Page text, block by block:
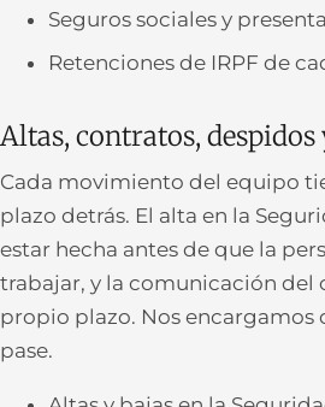
Seguros sociales y
Retenciones de IRPF de
Altas, contratos,
Cada movimiento del equipo
plazo detrás. El alta en la
estar hecha antes de que la
trabajar, y la comunicación del
propio plazo. Nos encargamos
pase.